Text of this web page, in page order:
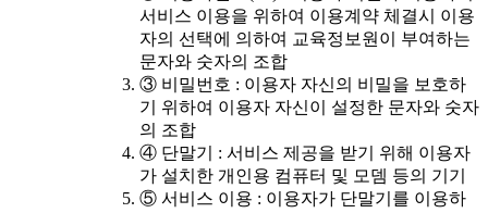
서비스 이용을 위하여 이용계약 체결시 이용
자의 선택에 의하여 교육정보원이 부여하는
문자와 숫자의 조합
③ 비밀번호 : 이용자 자신의 비밀을 보호하
기 위하여 이용자 자신이 설정한 문자와 숫자
의 조합
④ 단말기 : 서비스 제공을 받기 위해 이용자
가 설치한 개인용 컴퓨터 및 모뎀 등의 기기
⑤ 서비스 이용 : 이용자가 단말기를 이용하